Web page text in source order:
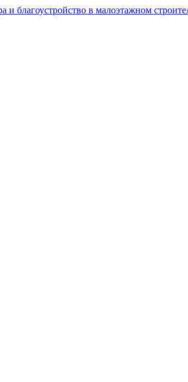
благоустройство в малоэтажном